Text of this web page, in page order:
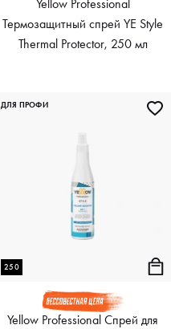
Yellow Professional
Термозащитный спрей YE Style
Thermal Protector, 250 мл
250
Yellow Professional Спрей для
ДЛЯ ПРОФИ